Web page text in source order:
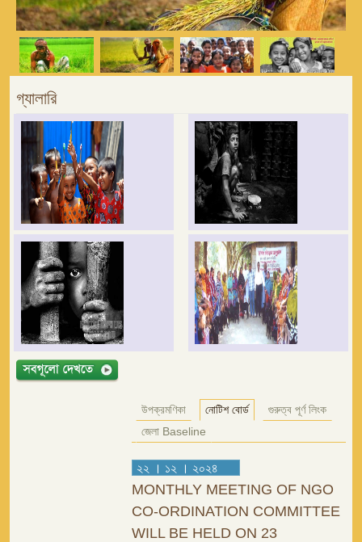
গ্যালারি
উপক্রমণিকা নোটিশ বোর্ড
গুরুত্ব পূর্ণ লিংক
জেলা Baseline
২২ । ১২ । ২০২৪
MONTHLY MEETING OF NGO
CO-ORDINATION COMMITTEE
WILL BE HELD ON 23